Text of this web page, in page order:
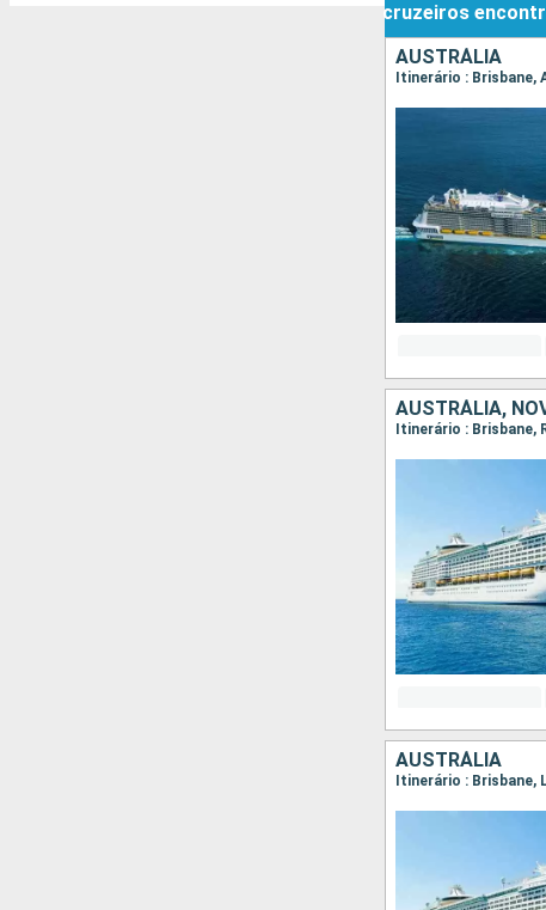
cruzeiros
AUSTRÁLIA
Itinerário : Brisbane,
AUSTRÁLIA,
Itinerário : Brisbane,
AUSTRÁLIA
Itinerário : Brisbane,